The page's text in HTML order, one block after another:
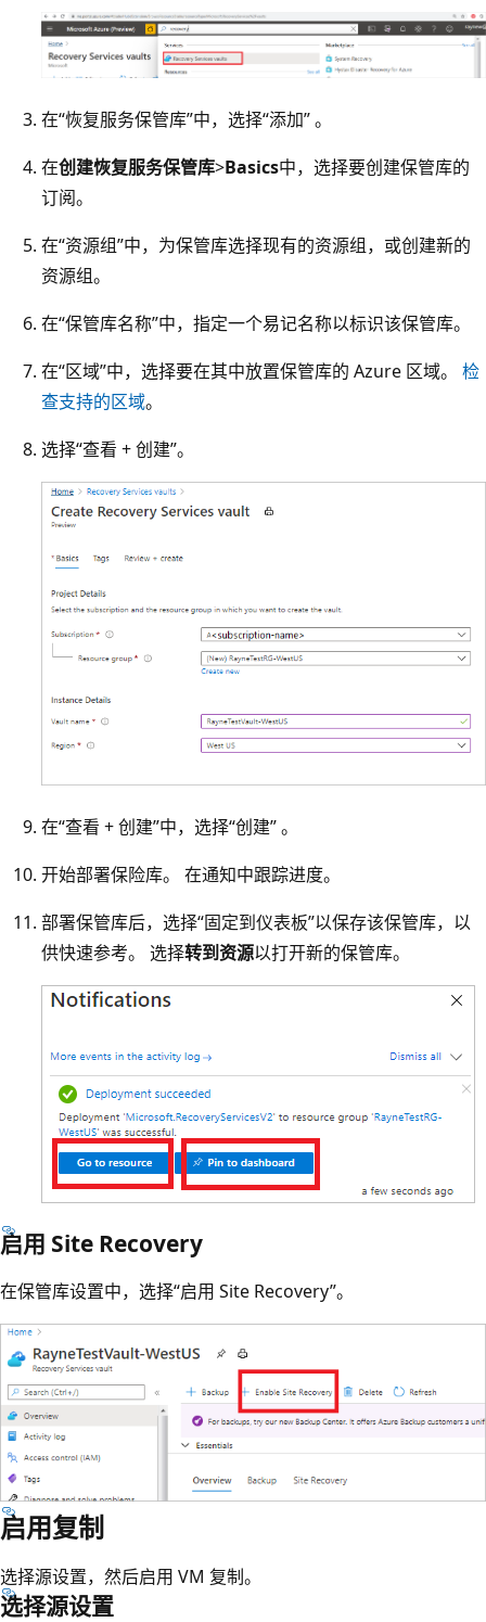
在“恢复服务保管库”中，选择“添加” 。
在创建恢复服务保管库>Basics中，选择要创建保管库的
订阅。
在“资源组”中，为保管库选择现有的资源组，或创建新的
资源组。
在“保管库名称”中，指定一个易记名称以标识该保管库。
在“区域”中，选择要在其中放置保管库的 Azure 区域。 检
查支持的区域。
选择“查看 + 创建”。
在“查看 + 创建”中，选择“创建” 。
开始部署保险库。 在通知中跟踪进度。
部署保管库后，选择“固定到仪表板”以保存该保管库，以
供快速参考。 选择转到资源以打开新的保管库。
启用 Site Recovery
在保管库设置中，选择“启用 Site Recovery”。
启用复制
选择源设置，然后启用 VM 复制。
选择源设置